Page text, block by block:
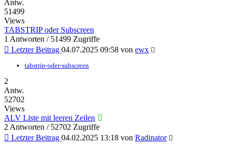
Antw.
51499
Views
TABSTRIP oder Subscreen
1 Antworten / 51499 Zugriffe
Letzter Beitrag 04.07.2025 09:58 von ewx
tabstrip-oder-subscreen
2
Antw.
52702
Views
ALV Liste mit leeren Zeilen
2 Antworten / 52702 Zugriffe
Letzter Beitrag 04.02.2025 13:18 von Radinator